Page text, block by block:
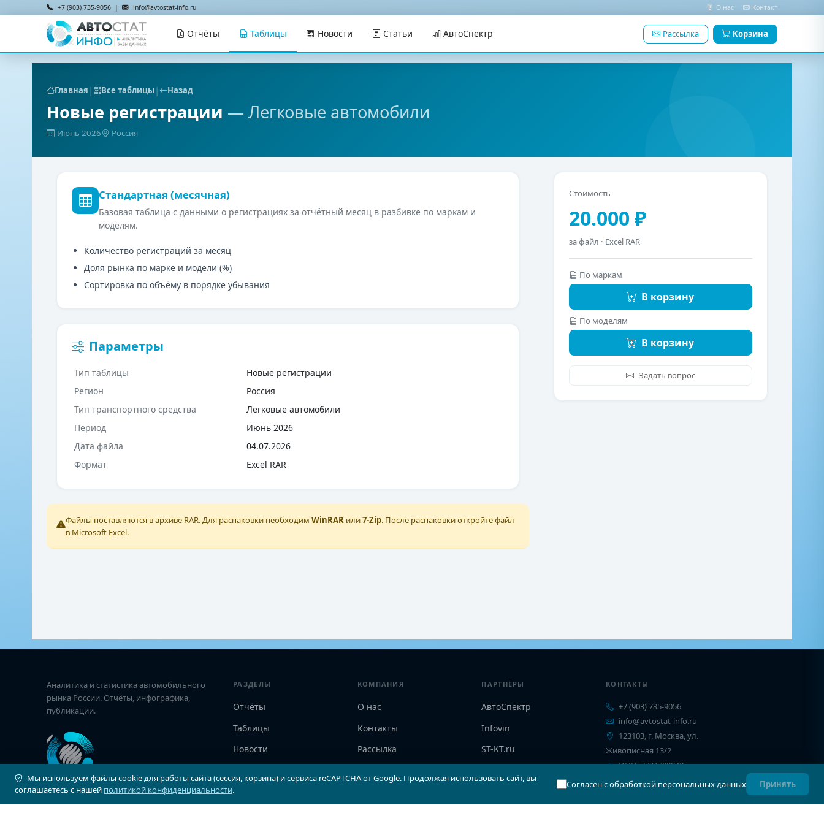
+7 (903) 735-9056 | info@avtostat-info.ru О нас Контакт
Отчёты Таблицы Новости Статьи АвтоСпектр Рассылка Корзина
Главная | Все таблицы | Назад
Новые регистрации — Легковые автомобили
Июнь 2026 Россия
Стандартная (месячная)
Базовая таблица с данными о регистрациях за отчётный месяц в разбивке по маркам и
моделям.
Количество регистраций за месяц
Доля рынка по марке и модели (%)
Сортировка по объёму в порядке убывания
Параметры
Тип таблицы
Новые регистрации
Регион
Россия
Тип транспортного средства
Легковые автомобили
Период
Июнь 2026
Дата файла
04.07.2026
Формат
Excel RAR
Файлы поставляются в архиве RAR. Для распаковки необходим WinRAR или7-Zip. После распаковки откройте файл
в Microsoft Excel.
Стоимость
20.000 ₽
за файл · Excel RAR
По маркам
В корзину
По моделям
В корзину
Задать вопрос
Аналитика и статистика автомобильного
рынка России. Отчёты, инфографика,
публикации.
РАЗДЕЛЫ
Отчёты
Таблицы
Новости
КОМПАНИЯ
О нас
Контакты
Рассылка
ПАРТНЁРЫ
АвтоСпектр
Infovin
ST-KT.ru
КОНТАКТЫ
+7 (903) 735-9056
info@avtostat-info.ru
123103, г. Москва, ул.
Живописная 13/2
ИНН: 7734708840
Мы используем файлы cookie для работы сайта (сессия, корзина) и сервиса reCAPTCHA от Google. Продолжая использовать сайт, вы
соглашаетесь с нашей политикой конфиденциальности. Согласен с обработкой персональных данных Принять